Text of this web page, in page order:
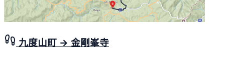
九度山町 → 金剛峯寺